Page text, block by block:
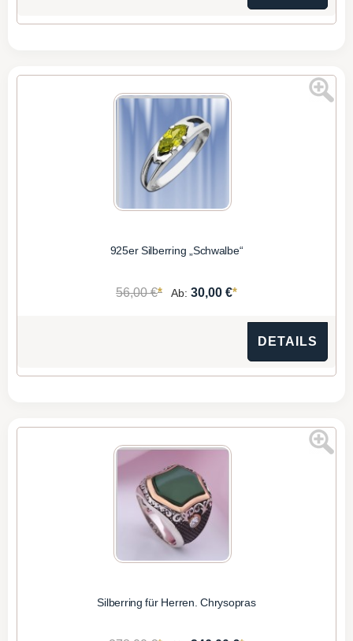
925er Silberring „Schwalbe“
56,00 €* Ab: 30,00 €*
DETAILS
Silberring für Herren. Chrysopras